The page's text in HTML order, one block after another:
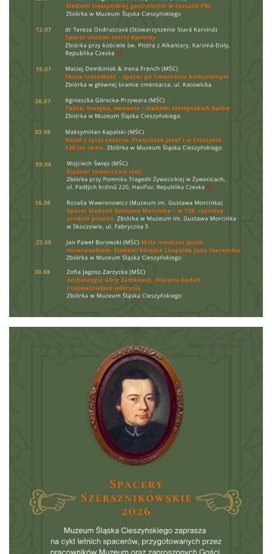
Cieszyn
2026-08-09
Wystawa: Z ONDRASZKIEM PRZEZ DEKADY